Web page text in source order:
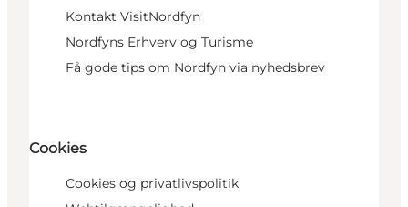
Kontakt VisitNordfyn
Nordfyns Erhverv og Turisme
Få gode tips om Nordfyn via nyhedsbrev
Cookies
Cookies og privatlivspolitik